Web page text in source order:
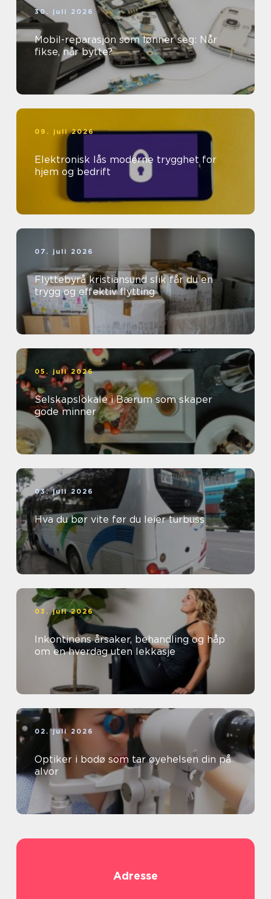
30. juli 2026
Mobil-reparasjon som lønner seg: Når
fikse, når bytte?
09. juli 2026
Elektronisk lås moderne trygghet for
hjem og bedrift
07. juli 2026
Flyttebyrå kristiansund slik får du en
trygg og effektiv flytting
05. juli 2026
Selskapslokale i Bærum som skaper
gode minner
03. juli 2026
Hva du bør vite før du leier turbuss
03. juli 2026
Inkontinens årsaker, behandling og håp
om en hverdag uten lekkasje
02. juli 2026
Optiker i bodø som tar øyehelsen din på
alvor
Adresse